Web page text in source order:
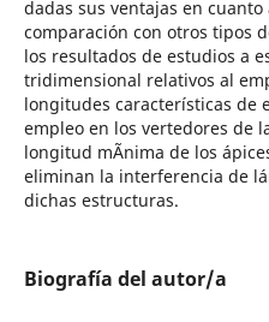
dadas sus ventajas en
comparación con otros tipos
los resultados de estudios a
tridimensional relativos al
longitudes características de
empleo en los vertedores de
longitud mÃ­nima de los
eliminan la interferencia de
dichas estructuras.
Biografía del autor/a